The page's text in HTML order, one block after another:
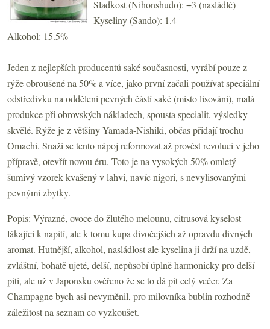
Sladkost (Nihonshudo): +3 (nasládlé)
Kyseliny (Sando): 1.4
Alkohol: 15.5%
Jeden z nejlepších producentů saké současnosti, vyrábí pouze z
rýže obroušené na 50% a více, jako první začali používat speciální
odstředivku na oddělení pevných částí saké (místo lisování), malá
produkce při obrovských nákladech, spousta specialit, výsledky
skvělé. Rýže je z většiny Yamada-Nishiki, občas přidají trochu
Omachi. Snaží se tento nápoj reformovat až provést revoluci v jeho
přípravě, otevřít novou éru. Toto je na vysokých 50% omletý
šumivý vzorek kvašený v lahvi, navíc nigori, s nevylisovanými
pevnými zbytky.
Popis: Výrazné, ovoce do žlutého melounu, citrusová kyselost
lákající k napití, ale k tomu kupa divočejších až opravdu divných
aromat. Hutnější, alkohol, nasládlost ale kyselina ji drží na uzdě,
zvláštní, bohatě ujeté, delší, nepůsobí úplně harmonicky pro delší
pití, ale už v Japonsku ověřeno že se to dá pít celý večer. Za
Champagne bych asi nevyměnil, pro milovníka bublin rozhodně
záležitost na seznam co vyzkoušet.